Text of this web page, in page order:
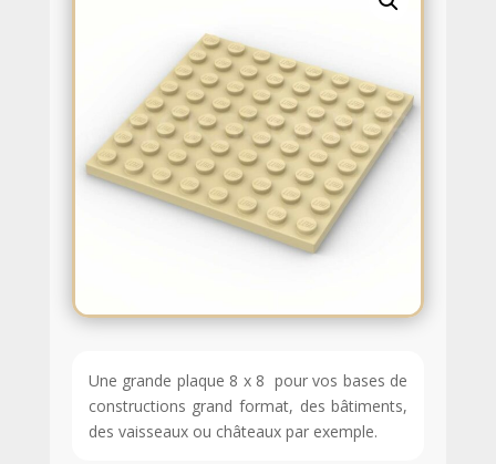
Une grande plaque 8 x 8 pour vos bases de
constructions grand format, des bâtiments,
des vaisseaux ou châteaux par exemple.